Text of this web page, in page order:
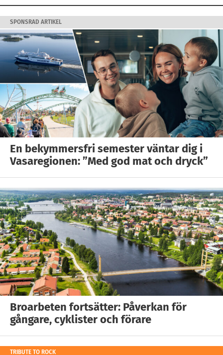
SPONSRAD ARTIKEL
En bekymmersfri semester väntar dig i
Vasaregionen: ”Med god mat och dryck”
Broarbeten fortsätter: Påverkan för
gångare, cyklister och förare
TRIBUTE TO ROCK